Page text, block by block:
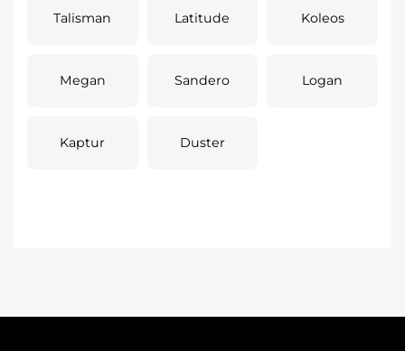
Talisman Latitude Koleos
Megan Sandero Logan
Kaptur Duster